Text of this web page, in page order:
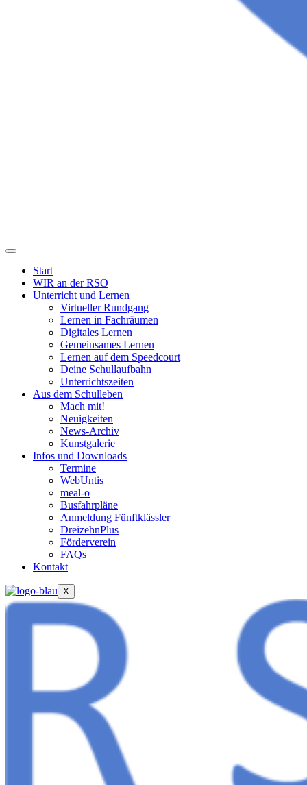
Start
WIR an der RSO
Unterricht und Lernen
Virtueller Rundgang
Lernen in Fachräumen
Digitales Lernen
Gemeinsames Lernen
Lernen auf dem Speedcourt
Deine Schullaufbahn
Unterrichtszeiten
Aus dem Schulleben
Mach mit!
Neuigkeiten
News-Archiv
Kunstgalerie
Infos und Downloads
Termine
WebUntis
meal-o
Busfahrpläne
Anmeldung Fünftklässler
DreizehnPlus
Förderverein
FAQs
Kontakt
X